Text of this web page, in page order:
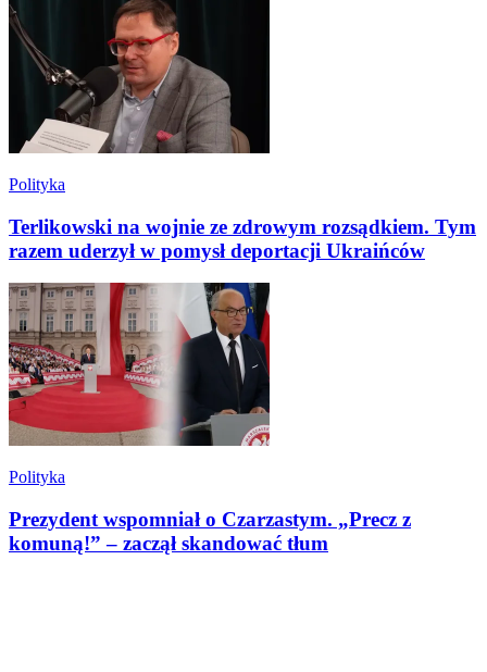
Polityka
Terlikowski na wojnie ze zdrowym rozsądkiem. Tym
razem uderzył w pomysł deportacji Ukraińców
Polityka
Prezydent wspomniał o Czarzastym. „Precz z
komuną!” – zaczął skandować tłum